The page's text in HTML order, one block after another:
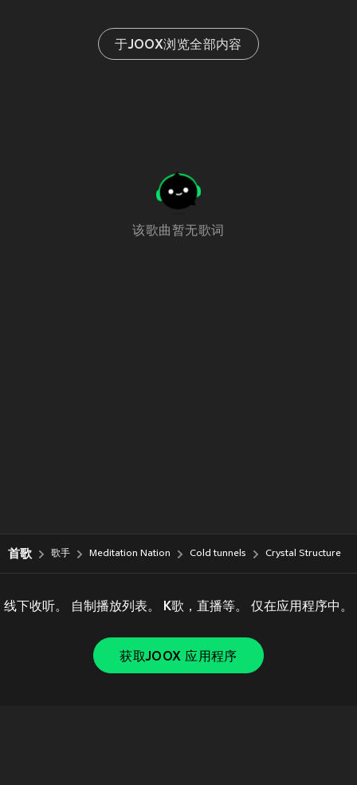
于JOOX浏览全部内容
该歌曲暂无歌词
首歌 歌手 Meditation Nation Cold tunnels Crystal Structure
线下收听。 自制播放列表。 K歌，直播等。 仅在应用程序中。
获取JOOX 应用程序